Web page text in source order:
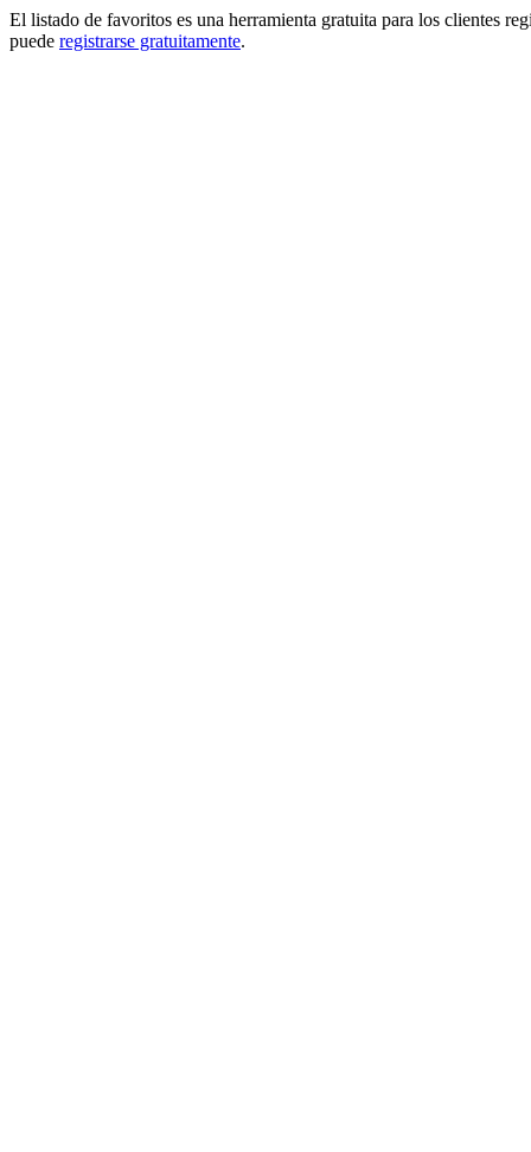
El listado de favoritos es una herramienta gratuita para los clientes
puede registrarse gratuitamente.